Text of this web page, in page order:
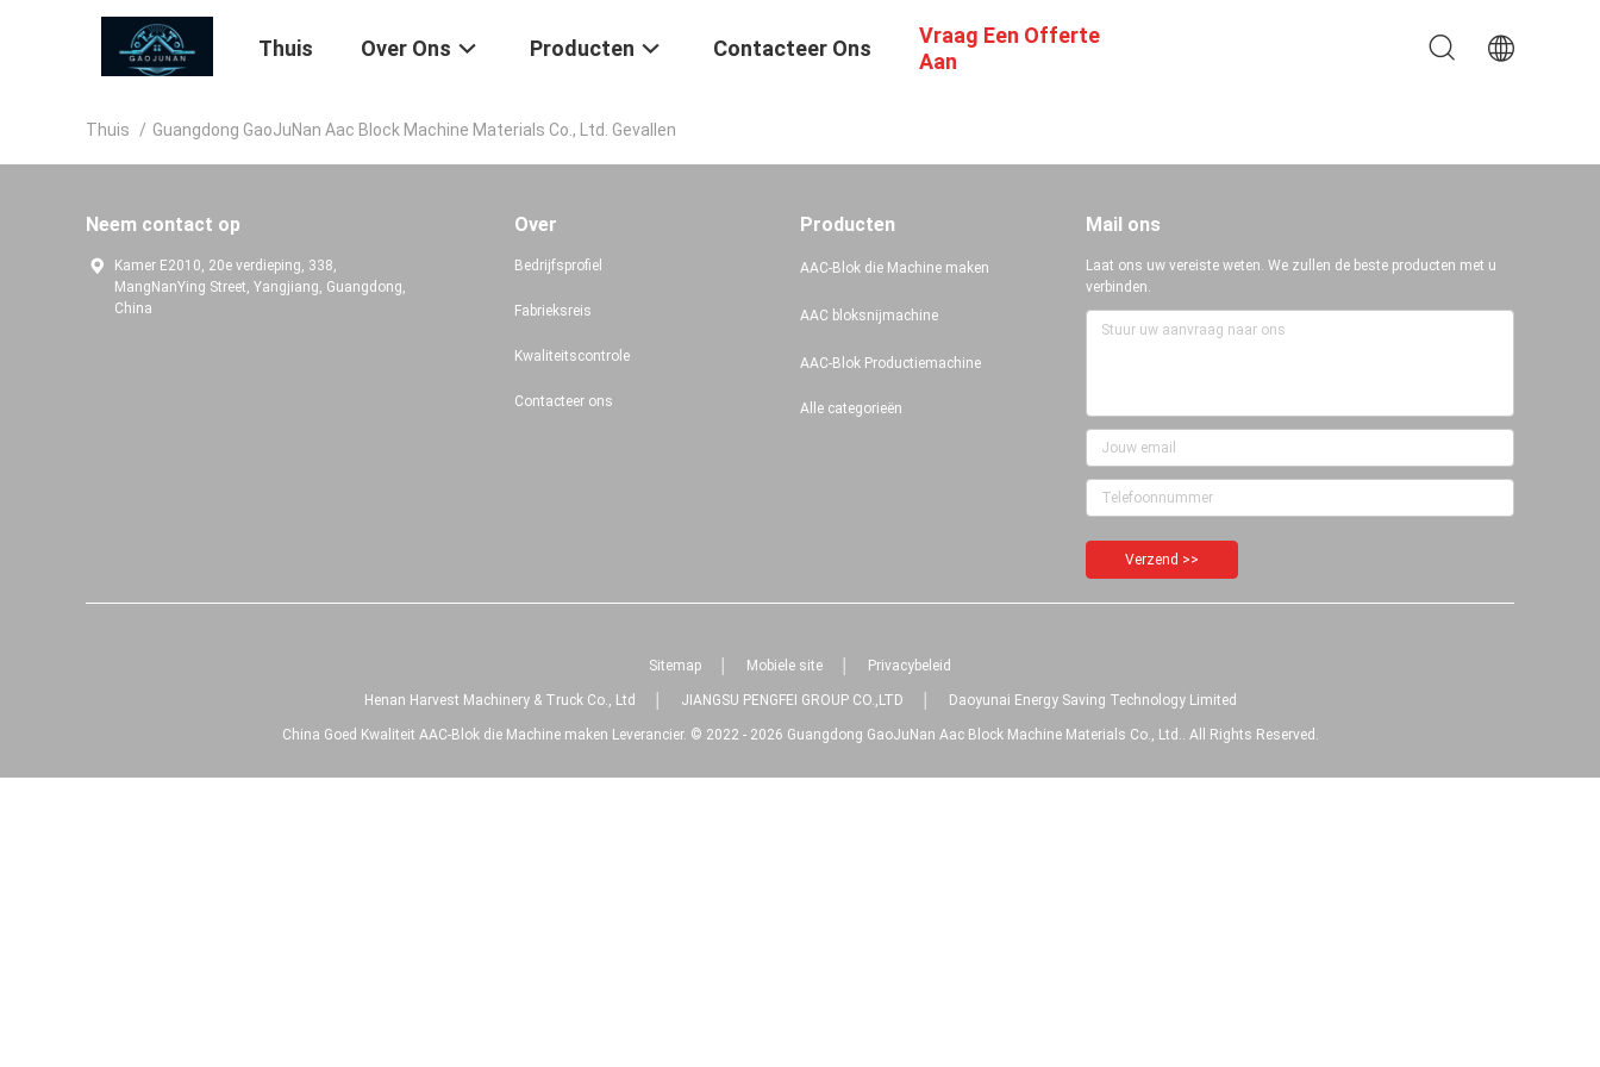
Thuis Over Ons Producten Contacteer Ons
Vraag Een Offerte
Aan
Thuis / Guangdong GaoJuNan Aac Block Machine Materials Co., Ltd. Gevallen
Neem contact op
Kamer E2010, 20e verdieping, 338,
MangNanYing Street, Yangjiang, Guangdong,
China
Over
Bedrijfsprofiel
Fabrieksreis
Kwaliteitscontrole
Contacteer ons
Producten
AAC-Blok die Machine maken
AAC bloksnijmachine
AAC-Blok Productiemachine
Alle categorieën
Mail ons
Laat ons uw vereiste weten. We zullen de beste producten met u
verbinden.
Verzend >>
Sitemap Mobiele site Privacybeleid
Henan Harvest Machinery & Truck Co., Ltd JIANGSU PENGFEI GROUP CO.,LTD Daoyunai Energy Saving Technology Limited
China Goed Kwaliteit AAC-Blok die Machine maken Leverancier. © 2022 - 2026 Guangdong GaoJuNan Aac Block Machine Materials Co., Ltd.. All Rights Reserved.